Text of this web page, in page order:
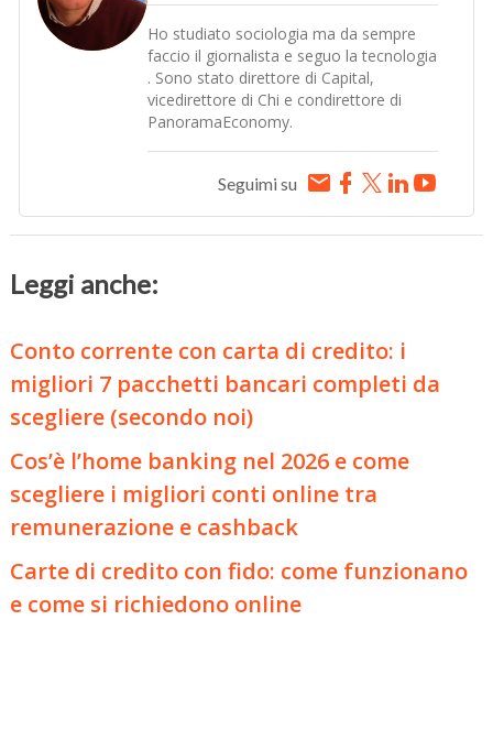
Ho studiato sociologia ma da sempre
faccio il giornalista e seguo la tecnologia
. Sono stato direttore di Capital,
vicedirettore di Chi e condirettore di
PanoramaEconomy.
Seguimi su
Leggi anche:
Conto corrente con carta di credito: i
migliori 7 pacchetti bancari completi da
scegliere (secondo noi)
Cos’è l’home banking nel 2026 e come
scegliere i migliori conti online tra
remunerazione e cashback
Carte di credito con fido: come funzionano
e come si richiedono online